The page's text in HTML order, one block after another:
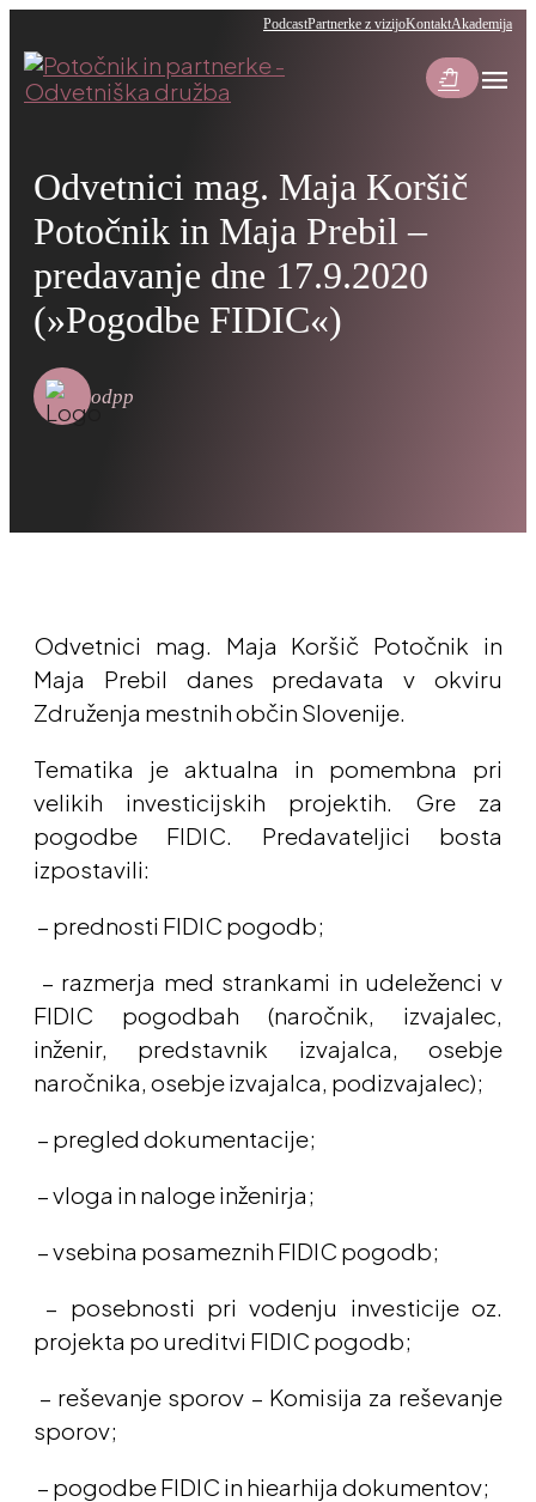
PodcastPartnerke z vizijoKontaktAkademija
shopping_bag_speed menu
Odvetnici mag. Maja Koršič
Potočnik in Maja Prebil –
predavanje dne 17.9.2020
(»Pogodbe FIDIC«)
odpp
Odvetnici mag. Maja Koršič Potočnik in
Maja Prebil danes predavata v okviru
Združenja mestnih občin Slovenije.
Tematika je aktualna in pomembna pri
velikih investicijskih projektih. Gre za
pogodbe FIDIC. Predavateljici bosta
izpostavili:
– prednosti FIDIC pogodb;
– razmerja med strankami in udeleženci v
FIDIC pogodbah (naročnik, izvajalec,
inženir, predstavnik izvajalca, osebje
naročnika, osebje izvajalca, podizvajalec);
– pregled dokumentacije;
– vloga in naloge inženirja;
– vsebina posameznih FIDIC pogodb;
– posebnosti pri vodenju investicije oz.
projekta po ureditvi FIDIC pogodb;
– reševanje sporov – Komisija za reševanje
sporov;
– pogodbe FIDIC in hiearhija dokumentov;